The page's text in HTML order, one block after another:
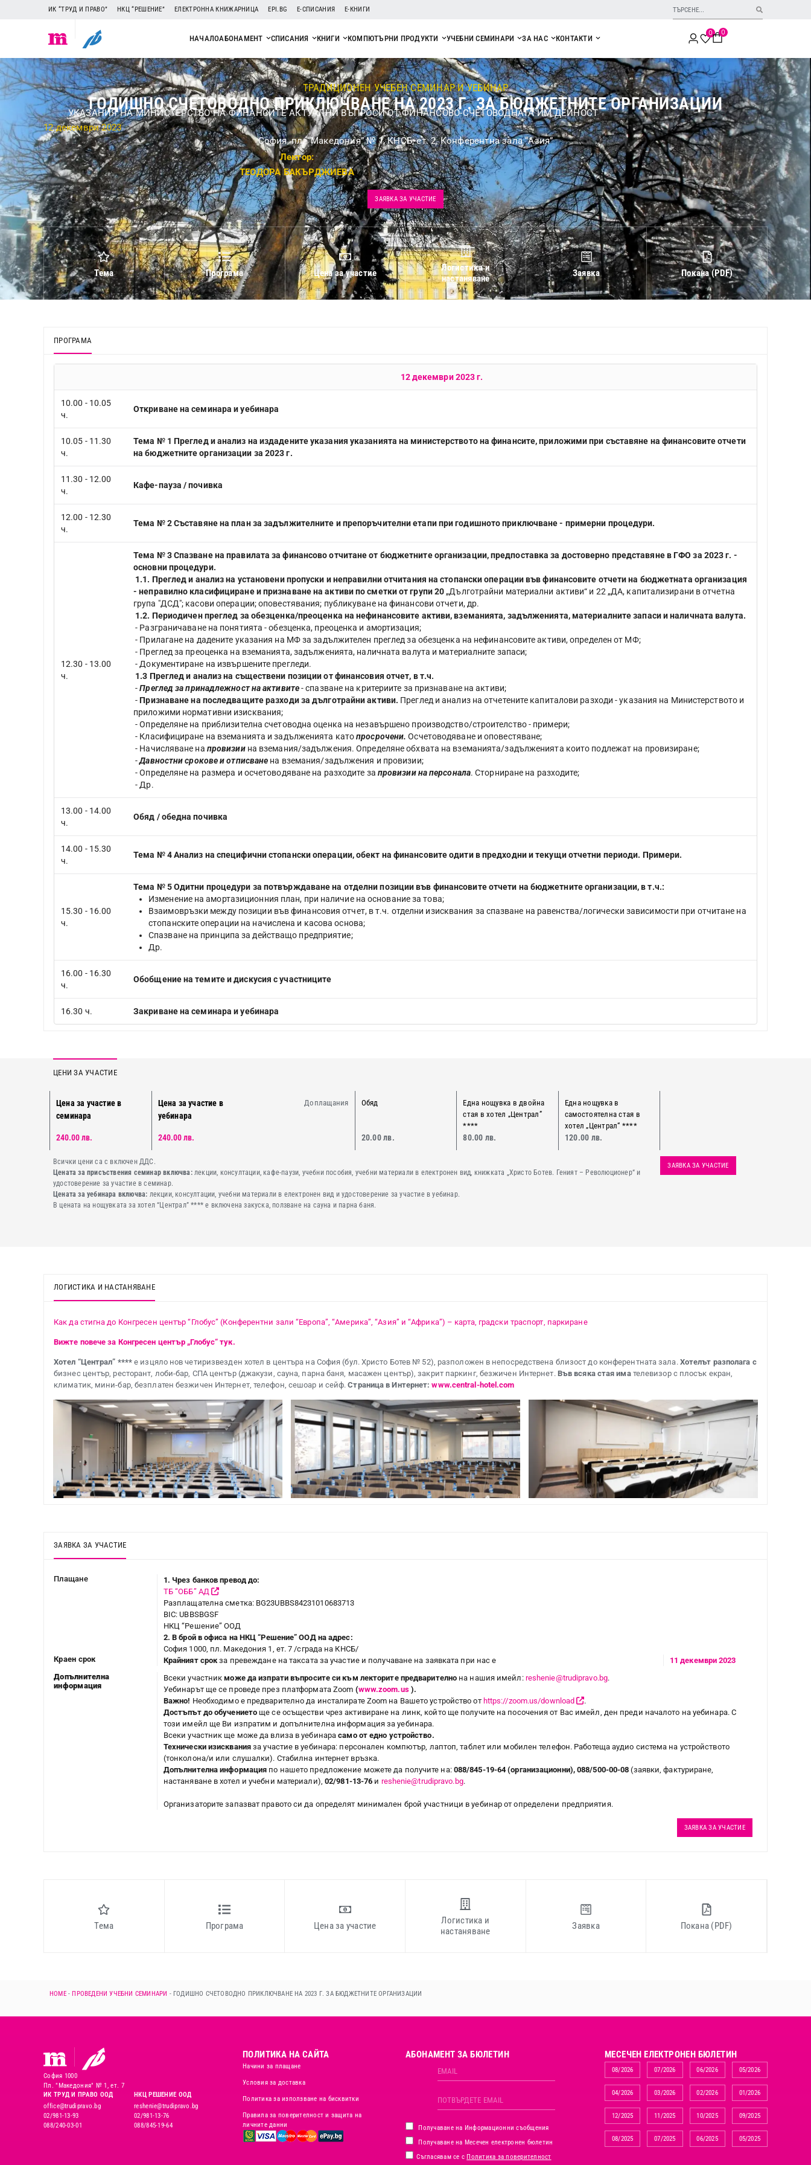
ИК “ТРУД И ПРАВО” НКЦ “РЕШЕНИЕ” ЕЛЕКТРОННА КНИЖАРНИЦА EPI.BG Е-СПИСАНИЯ Е-КНИГИ
НАЧАЛОАБОНАМЕНТ СПИСАНИЯ КНИГИ КОМПЮТЪРНИ ПРОДУКТИ УЧЕБНИ СЕМИНАРИ ЗА НАС КОНТАКТИ
0 0
ТРАДИЦИОНЕН УЧЕБЕН СЕМИНАР И УЕБИНАР
ГОДИШНО СЧЕТОВОДНО ПРИКЛЮЧВАНЕ НА 2023 Г. ЗА БЮДЖЕТНИТЕ ОРГАНИЗАЦИИ
УКАЗАНИЯ НА МИНИСТЕРСТВО НА ФИНАНСИТЕ АКТУАЛНИ ВЪПРОСИ ОТ ФИНАНСОВО-СЧЕТОВОДНАТА ИМ ДЕЙНОСТ
12 декември 2023
София, пл. “Македония” № 1, КНСБ, ет. 2, Конферентна зала “Азия”
Лектор:
ТЕОДОРА БАКЪРДЖИЕВА
ЗАЯВКА ЗА УЧАСТИЕ
Тема Програма Цена за участие
Логистика и
настаняване
Заявка Покана (PDF)
ПРОГРАМА
12 декември 2023 г.
10.00 - 10.05
ч.
Oткриване на семинара и уебинара
10.05 - 11.30
ч.
Тема №1 Преглед и анализ на издадените указания указанията на министерството на финансите, приложими при съставяне на финансовите отчети
на бюджетните организации за 2023 г.
11.30 - 12.00
ч.
Кафе-пауза / почивка
12.00 - 12.30
ч.
Тема № 2Съставяне на план за задължителните и препоръчителни етапи при годишното приключване - примерни процедури.
12.30 - 13.00
ч.
Тема № 3 Спазване на правилата за финансово отчитане от бюджетните организации, предпоставка за достоверно представяне в ГФО за 2023 г. -
основни процедури.
1.1. Преглед и анализ на установени пропуски и неправилни отчитания на стопански операции във финансовите отчети на бюджетната организация
- неправилно класифициране и признаване на активи по сметки от групи 20„Дълготрайни материални активи“ и 22 „ДА, капитализирани в отчетна
група "ДСД"; касови операции; оповестявания; публикуване на финансови отчети, др.
1.2. Периодичен преглед за обезценка/преоценка на нефинансовите активи, вземанията, задълженията, материалните запаси и наличната валута.
- Разграничаване на понятията - обезценка, преоценка и амортизация;
- Прилагане на дадените указания на МФ за задължителен преглед за обезценка на нефинансовите активи, определен от МФ;
- Преглед за преоценка на вземанията, задълженията, наличната валута и материалните запаси;
- Документиране на извършените прегледи.
1.3 Преглед и анализ на съществени позиции от финансовия отчет, в т.ч.
-Преглед за принадлежност на активите- спазване на критериите за признаване на активи;
-Признаване на последващите разходи за дълготрайни активи. Преглед и анализ на отчетените капиталови разходи - указания на Министерството и
приложими нормативни изисквания;
- Определяне на приблизителна счетоводна оценка на незавършено производство/строителство - примери;
- Класифициране на вземанията и задълженията катопросрочени. Осчетоводяване и оповестяване;
- Начисляване на провизиина вземания/задължения. Определяне обхвата на вземанията/задълженията които подлежат на провизиране;
-Давностни срокове и отписване на вземания/задължения и провизии;
- Определяне на размера и осчетоводяване на разходите за провизии на персонала. Сторниране на разходите;
- Др.
13.00 - 14.00
ч.
Обяд / обедна почивка
14.00 - 15.30
ч.
Тема № 4Анализ на специфични стопански операции, обект на финансовите одити в предходни и текущи отчетни периоди. Примери.
15.30 - 16.00
ч.
Тема № 5Одитни процедури за потвърждаване на отделни позиции във финансовите отчети на бюджетните организации, в т.ч.:
Изменение на амортазиционния план, при наличие на основание за това;
Взаимовръзки между позиции във финансовия отчет, в т.ч. отделни изисквания за спазване на равенства/логически зависимости при отчитане на
стопанските операции на начислена и касова основа;
Спазване на принципа за действащо предприятие;
Др.
16.00 - 16.30
ч.
Обобщение на темите и дискусия с участниците
16.30 ч. Закриване на семинара и уебинара
ЦЕНИ ЗА УЧАСТИЕ
Цена за участие в
семинара
240.00 лв.
Цена за участие в
уебинара
240.00 лв.
Доплащания Обяд
20.00 лв.
Една нощувка в двойна
стая в хотел „Централ”
****
80.00 лв.
Една нощувка в
самостоятелна стая в
хотел „Централ“ ****
120.00 лв.
Всички цени са с включен ДДС.
Цената за присъствения семинар включва:лекции, консултации, кафе-паузи, учебни пособия, учебни материали в електронен вид, книжката „Христо Ботев. Геният – Революционер“ и
удостоверение за участие в семинар.
Цената за уебинара включва: лекции, консултации, учебни материали в електронен вид и удостоверение за участие в уебинар.
В цената на нощувката за хотел “Централ” **** е включена закуска, ползване на сауна и парна баня.
ЗАЯВКА ЗА УЧАСТИЕ
ЛОГИСТИКА И НАСТАНЯВАНЕ
Как да стигна до Конгресен център “Глобус” (Конферентни зали “Европа”, “Америка”, “Азия” и “Африка”) – карта, градски траспорт, паркиране
Вижте повече за Конгресен център „Глобус“ тук.
Хотел “Централ” **** е изцяло нов четиризвезден хотел в центъра на София (бул. Христо Ботев № 52), разположен в непосредствена близост до конферентната зала. Хотелът разполага с
бизнес център, ресторант, лоби-бар, СПА център (джакузи, сауна, парна баня, масажен център), закрит паркинг, безжичен Интернет. Във всяка стая има телевизор с плосък екран,
климатик, мини-бар, безплатен безжичен Интернет, телефон, сешоар и сейф.Страница в Интернет:www.central-hotel.com
ЗАЯВКА ЗА УЧАСТИЕ
Плащане
1. Чрез банков превод до:
ТБ “ОББ” АД
Разплащателна сметка: BG23UBBS84231010683713
BIC: UBBSBGSF
НКЦ “Решение” ООД
2. В брой в офиса на НКЦ “Решение” ООД на адрес:
София 1000, пл. Македония 1, ет. 7 /сграда на КНСБ/
Краен срок
Крайният срок за превеждане на таксата за участие и получаване на заявката при нас e
11 декември 2023
Допълнителна
информация
Всеки участникможе да изпрати въпросите си към лекторите предварително на нашия имейл: reshenie@trudipravo.bg.
Уебинарът ще се проведе през платформата Zoom (www.zoom.us ).
Важно! Необходимо е предварително да инсталирате Zoom на Вашето устройство от https://zoom.us/download
.
Достъпът до обучението ще се осъществи чрез активиране на линк, който ще получите на посочения от Вас имейл, ден преди началото на уебинара. С
този имейл ще Ви изпратим и допълнителна информация за уебинара.
Всеки участник ще може да влиза в уебинарасамо от едно устройство.
Технически изисквания за участие в уебинара: персонален компютър, лаптоп, таблет или мобилен телефон. Работеща аудио система на устройството
(тонколона/и или слушалки). Стабилна интернет връзка.
Допълнителна информация по нашето предложение можете да получите на: 088/845-19-64(организационни), 088/500-00-08 (заявки, фактуриране,
настаняване в хотел и учебни материали), 02/981-13-76 и reshenie@trudipravo.bg.
Организаторите запазват правото си да определят минимален брой участници в уебинар от определени предприятия.
ЗАЯВКА ЗА УЧАСТИЕ
Тема Програма Цена за участие
Логистика и
настаняване
Заявка Покана (PDF)
HOME-ПРОВЕДЕНИ УЧЕБНИ СЕМИНАРИ - ГОДИШНО СЧЕТОВОДНО ПРИКЛЮЧВАНЕ НА 2023 Г. ЗА БЮДЖЕТНИТЕ ОРГАНИЗАЦИИ
София 1000
Пл. "Македония" № 1, ет. 7
ИК ТРУД И ПРАВО ООД
office@trudipravo.bg
02/981-13-93
088/240-03-01
НКЦ РЕШЕНИЕ ООД
reshenie@trudipravo.bg
02/981-13-76
088/845-19-64
ПОЛИТИКА НА САЙТА
Начини за плащане
Условия за доставка
Политика за използване на бисквитки
Правила за поверителност и защита на
личните данни
АБОНАМЕНТ ЗА БЮЛЕТИН
Получаване на Информационни съобщения
Получаване на Месечен електронен бюлетин
Съгласявам се сПолитика за поверителност
MЕСЕЧЕН ЕЛЕКТРОНЕН БЮЛЕТИН
08/2026 07/2026 06/2026 05/2026
04/2026 03/2026 02/2026 01/2026
12/2025 11/2025 10/2025 09/2025
08/2025 07/2025 06/2025 05/2025